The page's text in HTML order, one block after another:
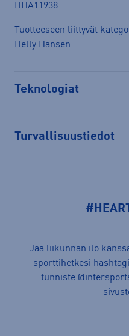
HHA11938
Tuotteeseen liittyvät
Helly Hansen
Teknologiat
Turvallisuustiedot
Jaa liikunnan ilo
sporttihetkesi
tunniste